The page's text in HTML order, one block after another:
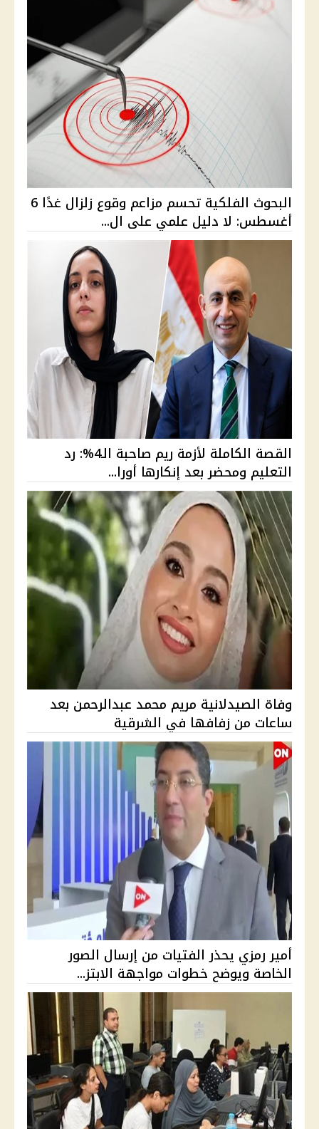
البحوث الفلكية تحسم مزاعم وقوع زلزال غدًا 6
أغسطس: لا دليل علمي على ال...
القصة الكاملة لأزمة ريم صاحبة الـ4%: رد
التعليم ومحضر بعد إنكارها أورا...
وفاة الصيدلانية مريم محمد عبدالرحمن بعد
ساعات من زفافها في الشرقية
أمير رمزي يحذر الفتيات من إرسال الصور
الخاصة ويوضح خطوات مواجهة الابتز...